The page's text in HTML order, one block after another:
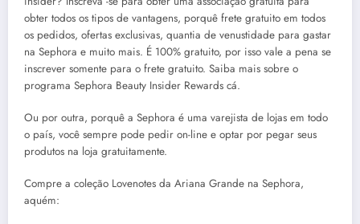
obter todos os tipos de vantagens, porquê frete gratuito em todos
os pedidos, ofertas exclusivas, quantia de venustidade para gastar
na Sephora e muito mais. É 100% gratuito, por isso vale a pena se
inscrever somente para o frete gratuito. Saiba mais sobre o
programa Sephora Beauty Insider Rewards cá.
Ou por outra, porquê a Sephora é uma varejista de lojas em todo
o país, você sempre pode pedir on-line e optar por pegar seus
produtos na loja gratuitamente.
Compre a coleção Lovenotes da Ariana Grande na Sephora,
aquém: